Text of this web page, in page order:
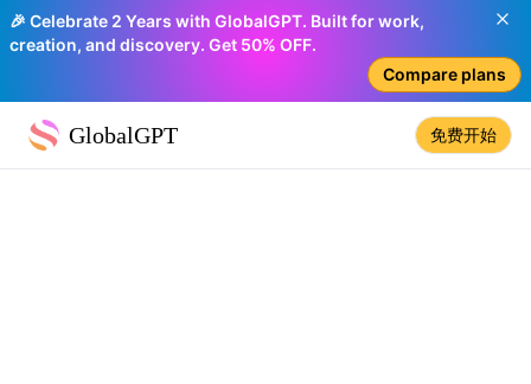
🎉 Celebrate 2 Years with GlobalGPT. Built for work,
creation, and discovery. Get 50% OFF.
Compare plans
GlobalGPT 免费开始